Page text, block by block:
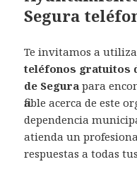
Segura
Te invitamos a
teléfonos gratuitos
de Segura para
fiable acerca de este
dependencia
atienda un
respuestas a todas